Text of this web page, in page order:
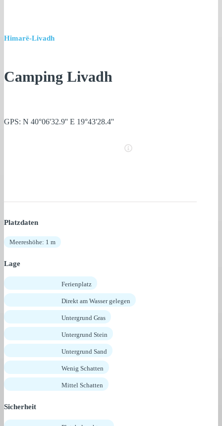
Himarë-Livadh
Camping Livadh
GPS: N 40°06'32.9'' E 19°43'28.4''
Platzdaten
Meereshöhe: 1 m
Lage
Ferienplatz
Direkt am Wasser gelegen
Untergrund Gras
Untergrund Stein
Untergrund Sand
Wenig Schatten
Mittel Schatten
Sicherheit